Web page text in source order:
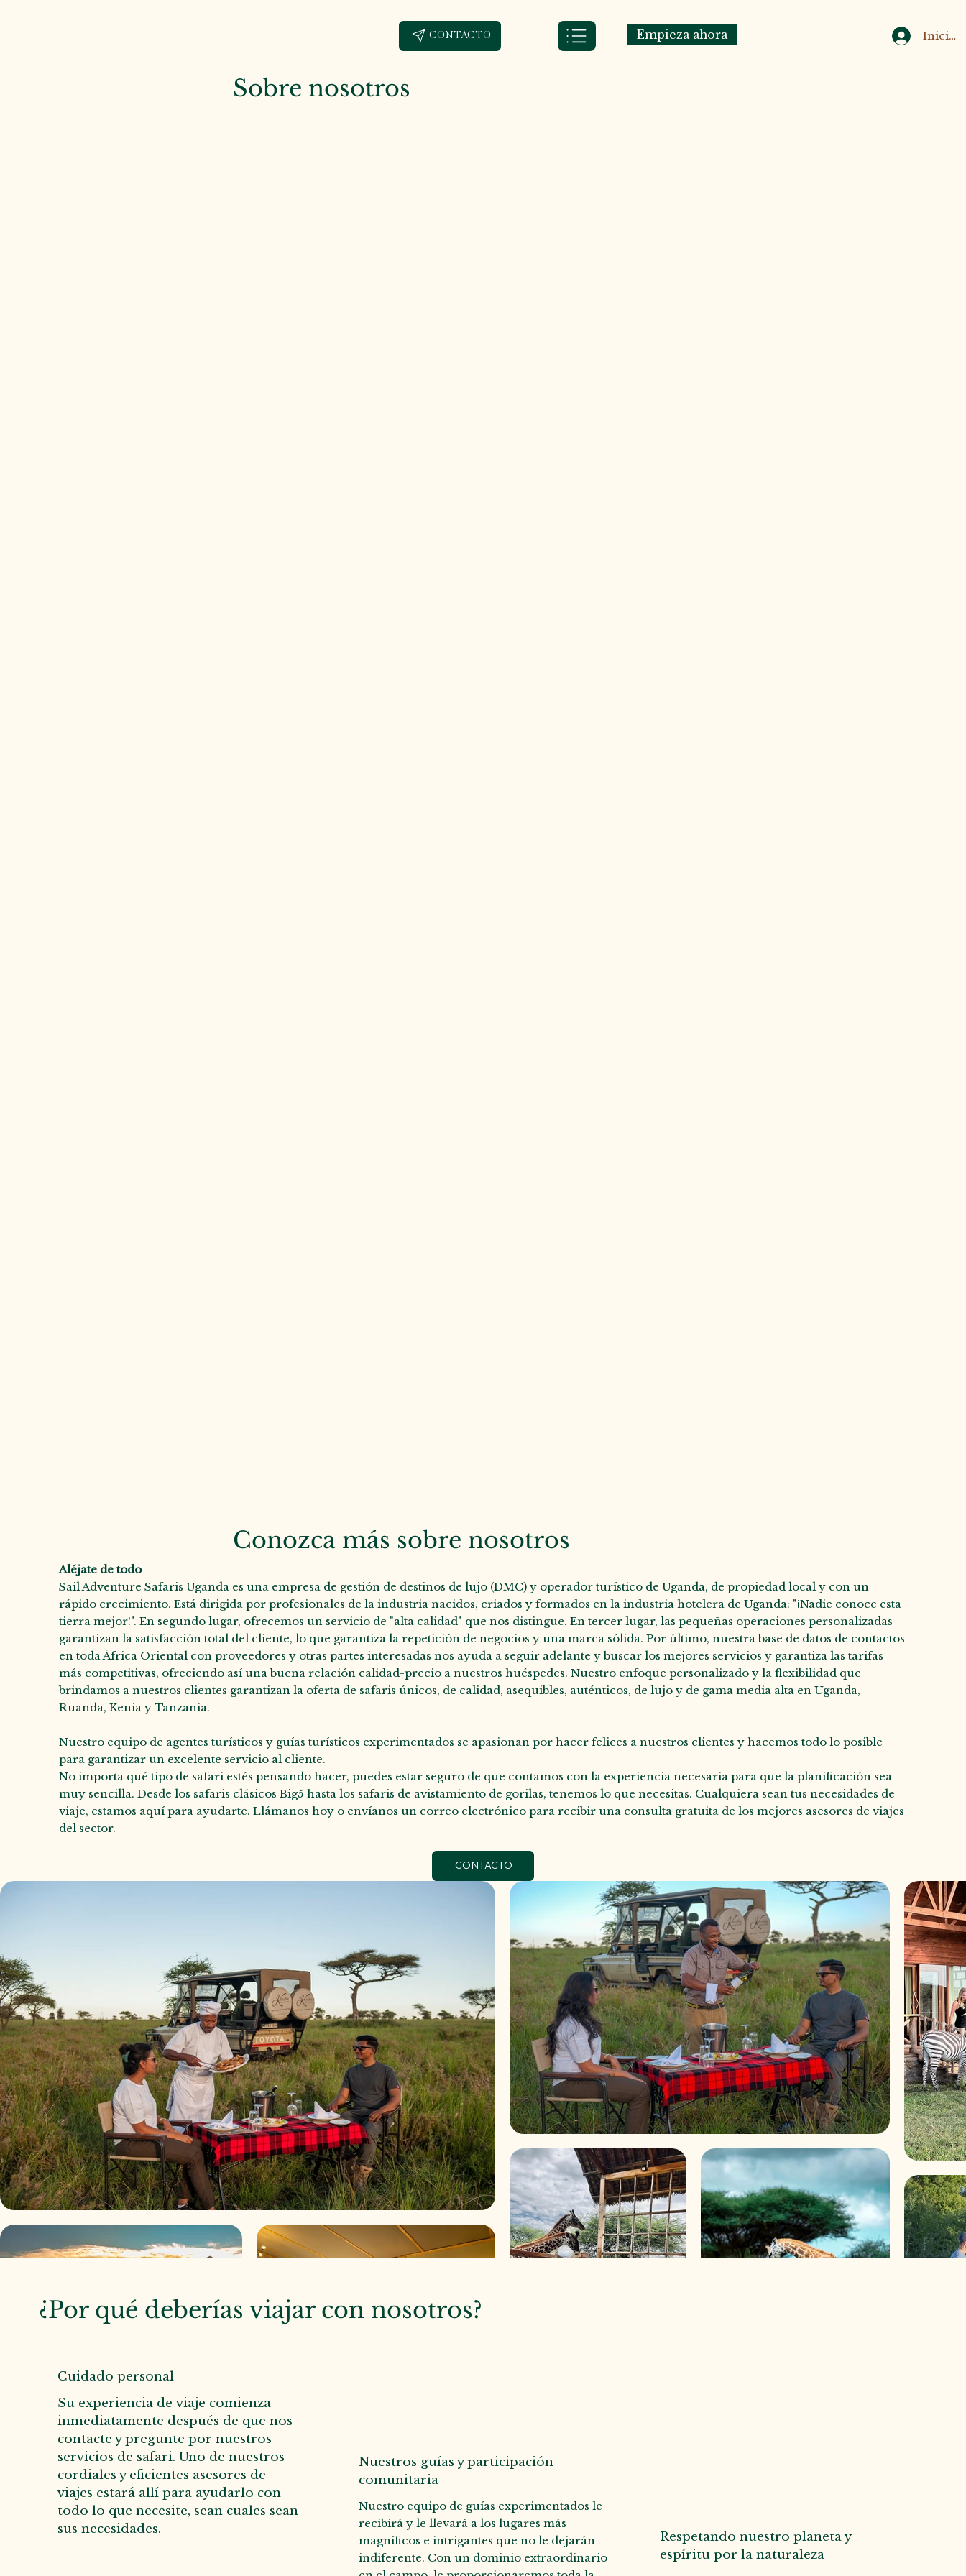
CONTACTO Empieza ahora Iniciar
Sobre nosotros
Conozca más sobre nosotros
Aléjate de todo
Sail Adventure Safaris Uganda es una empresa de gestión de destinos de lujo (DMC) y operador turístico de Uganda, de propiedad local y con un
rápido crecimiento. Está dirigida por profesionales de la industria nacidos, criados y formados en la industria hotelera de Uganda: "¡Nadie conoce esta
tierra mejor!". En segundo lugar, ofrecemos un servicio de "alta calidad" que nos distingue. En tercer lugar, las pequeñas operaciones personalizadas
garantizan la satisfacción total del cliente, lo que garantiza la repetición de negocios y una marca sólida. Por último, nuestra base de datos de contactos
en toda África Oriental con proveedores y otras partes interesadas nos ayuda a seguir adelante y buscar los mejores servicios y garantiza las tarifas
más competitivas, ofreciendo así una buena relación calidad-precio a nuestros huéspedes. Nuestro enfoque personalizado y la flexibilidad que
brindamos a nuestros clientes garantizan la oferta de safaris únicos, de calidad, asequibles, auténticos, de lujo y de gama media alta en Uganda,
Ruanda, Kenia y Tanzania.
Nuestro equipo de agentes turísticos y guías turísticos experimentados se apasionan por hacer felices a nuestros clientes y hacemos todo lo posible
para garantizar un excelente servicio al cliente.
No importa qué tipo de safari estés pensando hacer, puedes estar seguro de que contamos con la experiencia necesaria para que la planificación sea
muy sencilla. Desde los safaris clásicos Big5 hasta los safaris de avistamiento de gorilas, tenemos lo que necesitas. Cualquiera sean tus necesidades de
viaje, estamos aquí para ayudarte. Llámanos hoy o envíanos un correo electrónico para recibir una consulta gratuita de los mejores asesores de viajes
del sector.
CONTACTO
¿Por qué deberías viajar con nosotros?
Cuidado personal
Su experiencia de viaje comienza
inmediatamente después de que nos
contacte y pregunte por nuestros
servicios de safari. Uno de nuestros
cordiales y eficientes asesores de
viajes estará allí para ayudarlo con
todo lo que necesite, sean cuales sean
sus necesidades.
Nuestros guías y participación
comunitaria
Nuestro equipo de guías experimentados le
recibirá y le llevará a los lugares más
magníficos e intrigantes que no le dejarán
indiferente. Con un dominio extraordinario
Respetando nuestro planeta y
espíritu por la naturaleza